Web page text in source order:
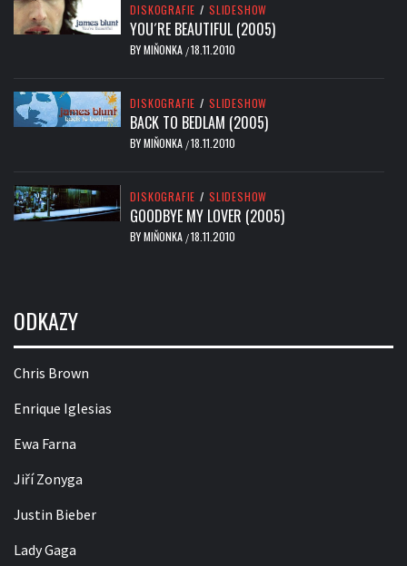
DISKOGRAFIE / SLIDESHOW
YOU´RE BEAUTIFUL (2005)
BYMIŇONKA /18.11.2010
DISKOGRAFIE / SLIDESHOW
BACK TO BEDLAM (2005)
BYMIŇONKA /18.11.2010
DISKOGRAFIE / SLIDESHOW
GOODBYE MY LOVER (2005)
BYMIŇONKA /18.11.2010
ODKAZY
Chris Brown
Enrique Iglesias
Ewa Farna
Jiří Zonyga
Justin Bieber
Lady Gaga